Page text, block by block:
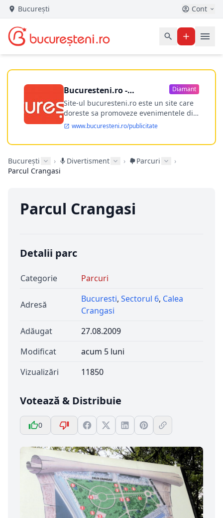
București Cont
Bucuresteni.ro -
publicitate online
Diamant
Site-ul bucuresteni.ro este un site care
doreste sa promoveze evenimentele din
Bucuresti si nu numai, sa puna la
dispozitia utilizatorului cea mai
performanta harta electronica a
ofere posibilitatea firmel...
www.bucuresteni.ro/publicitate
București › Divertisment › Parcuri
›
Parcul Crangasi
Parcul Crangasi
Detalii parc
Categorie Parcuri
Adresă
Bucuresti, Sectorul 6, Calea
Crangasi
Adăugat
27.08.2009
Modificat
acum 5 luni
Vizualizări
11850
Votează & Distribuie
0